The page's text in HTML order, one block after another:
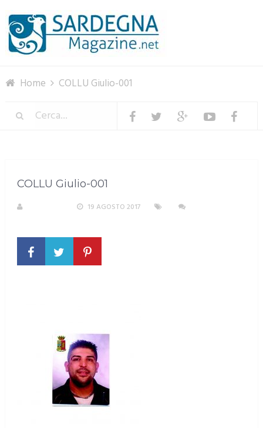
Home COLLU Giulio-001
COLLU Giulio-001
19 AGOSTO 2017